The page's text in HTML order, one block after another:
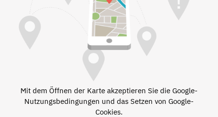
Mit dem Öffnen der Karte akzeptieren Sie die Google-
Nutzungsbedingungen und das Setzen von Google-
Cookies.